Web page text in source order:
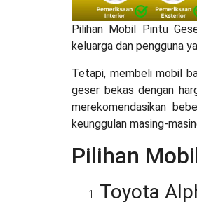
Pilihan Mobil Pintu
keluarga dan pengguna
Tetapi, membeli mobil
geser bekas dengan
merekomendasikan
keunggulan masing-
Pilihan
Toyota